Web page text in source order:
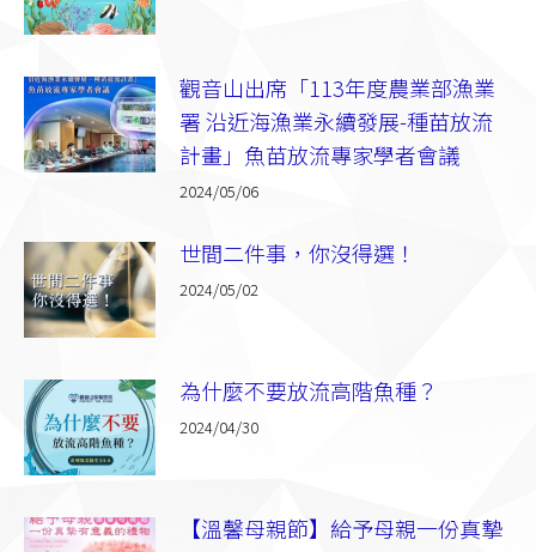
觀音山出席「113年度農業部漁業
署 沿近海漁業永續發展-種苗放流
計畫」魚苗放流專家學者會議
2024/05/06
世間二件事，你沒得選！
2024/05/02
為什麼不要放流高階魚種？
2024/04/30
【溫馨母親節】給予母親一份真摯